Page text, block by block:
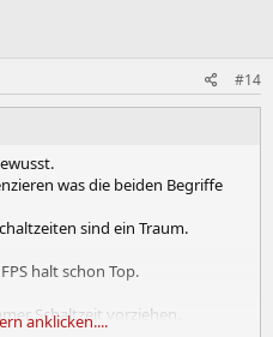
#14
was die beiden Begriffe
sind ein Traum.
halt schon Top.
Schaltzeit vorziehen.
anklicken....